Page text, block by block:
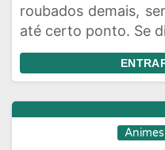
roubados demais,
até certo ponto. Se